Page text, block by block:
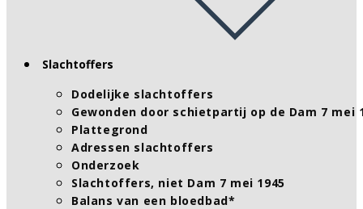
Slachtoffers
Dodelijke slachtoffers
Gewonden door schietpartij op de Dam 7 mei
Plattegrond
Adressen slachtoffers
Onderzoek
Slachtoffers, niet Dam 7 mei 1945
Balans van een bloedbad*